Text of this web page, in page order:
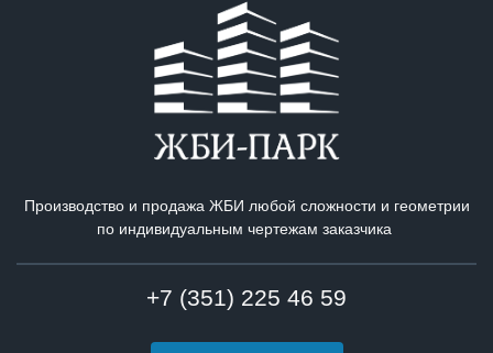
Производство и продажа ЖБИ любой сложности и геометрии
по индивидуальным чертежам заказчика
+7 (351) 225 46 59